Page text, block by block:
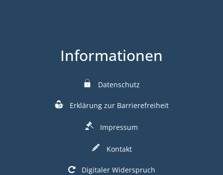
Informationen
Datenschutz
Erklärung zur Barrierefreiheit
Impressum
Kontakt
Digitaler Widerspruch